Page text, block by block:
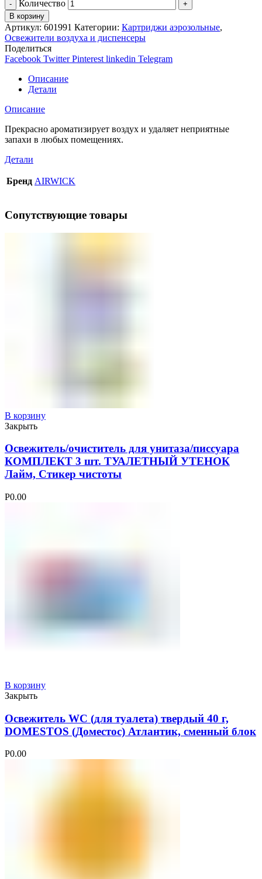
Количество
В корзину
Артикул: 601991 Категории: Картриджи аэрозольные,
Освежители воздуха и диспенсеры
Поделиться
Facebook Twitter Pinterest linkedin Telegram
Описание
Детали
Описание
Прекрасно ароматизирует воздух и удаляет неприятные
запахи в любых помещениях.
Детали
Бренд AIRWICK
Сопутствующие товары
В корзину
Закрыть
Освежитель/очиститель для унитаза/писсуара
КОМПЛЕКТ 3 шт. ТУАЛЕТНЫЙ УТЕНОК
Лайм, Стикер чистоты
Р0.00
В корзину
Закрыть
Освежитель WC (для туалета) твердый 40 г,
DOMESTOS (Доместос) Атлантик, сменный блок
Р0.00